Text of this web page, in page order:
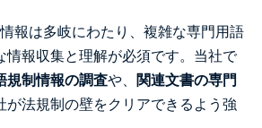
報は多岐にわたり、複雑な専門用語
情報収集と理解が必須です。当社で
規制情報の調査や、
関連文書の専門
が法規制の壁をクリアできるよう強